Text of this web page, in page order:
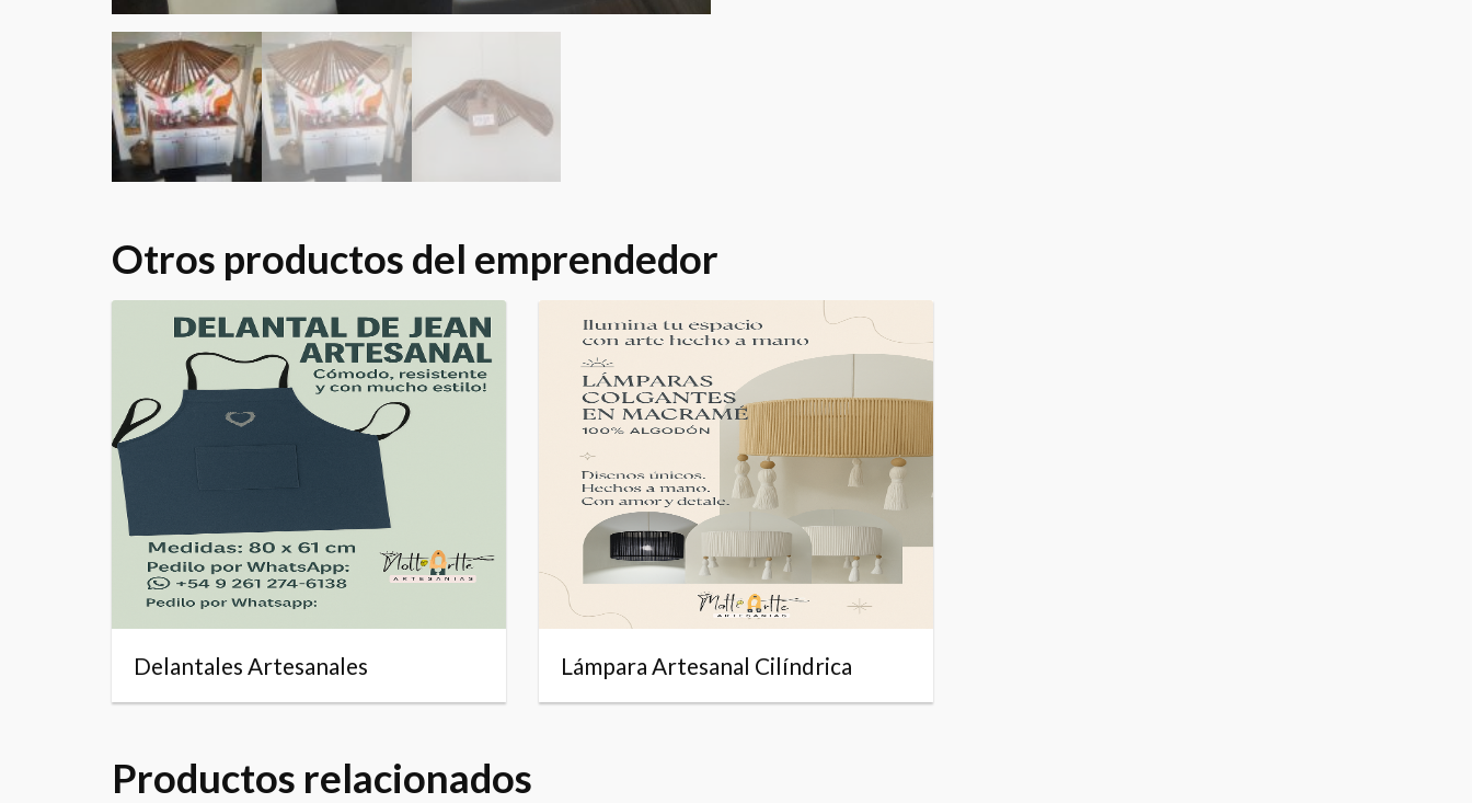
Otros productos del emprendedor
Delantales Artesanales Lámpara Artesanal Cilíndrica
Productos relacionados